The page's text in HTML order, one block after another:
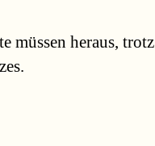
müssen heraus, trotz